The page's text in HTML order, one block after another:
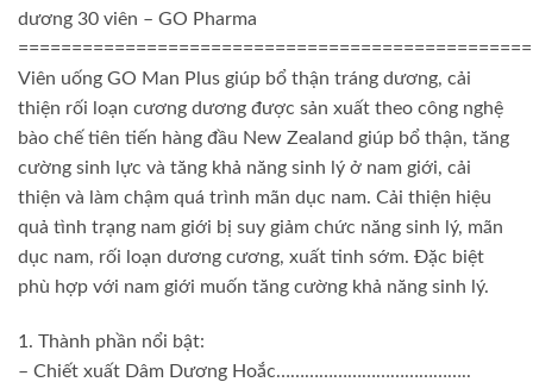
dương 30 viên – GO Pharma
================================================
Viên uống GO Man Plus giúp bổ thận tráng dương, cải
thiện rối loạn cương dương được sản xuất theo công nghệ
bào chế tiên tiến hàng đầu New Zealand giúp bổ thận, tăng
cường sinh lực và tăng khả năng sinh lý ở nam giới, cải
thiện và làm chậm quá trình mãn dục nam. Cải thiện hiệu
quả tình trạng nam giới bị suy giảm chức năng sinh lý, mãn
dục nam, rối loạn dương cương, xuất tinh sớm. Đặc biệt
phù hợp với nam giới muốn tăng cường khả năng sinh lý.
1. Thành phần nổi bật:
– Chiết xuất Dâm Dương Hoắc…………………………………..